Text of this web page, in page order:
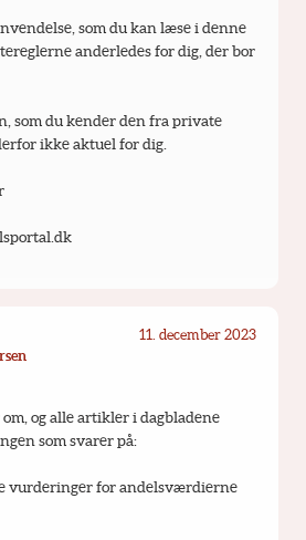
som du kan læse i denne
anderledes for dig, der bor
som du kender den fra private
ikke aktuel for dig.
11. december 2023
og alle artikler i dagbladene
som svarer på:
vurderinger for andelsværdierne